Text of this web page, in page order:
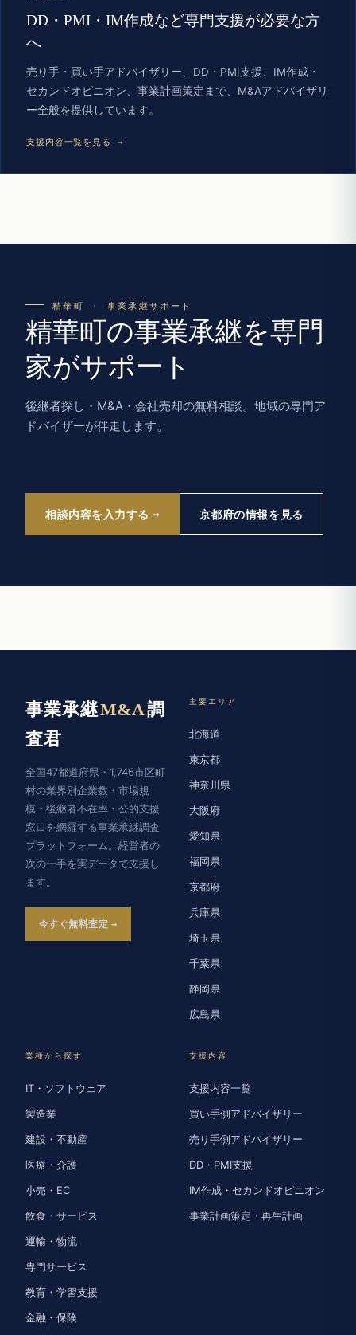
DD・PMI・IM作成など専門支援が必要な方
へ
売り手・買い手アドバイザリー、DD・PMI支援、IM作成・
セカンドオピニオン、事業計画策定まで、M&Aアドバイザリ
ー全般を提供しています。
支援内容一覧を見る →
精華町 · 事業承継サポート
精華町の事業承継を専門
家がサポート
後継者探し・M&A・会社売却の無料相談。地域の専門ア
ドバイザーが伴走します。
相談内容を入力する 京都府の情報を見る
事業承継M&A調
査君
全国47都道府県・1,746市区町
村の業界別企業数・市場規
模・後継者不在率・公的支援
窓口を網羅する事業承継調査
プラットフォーム。経営者の
次の一手を実データで支援し
ます。
今すぐ無料査定
主要エリア
北海道
東京都
神奈川県
大阪府
愛知県
福岡県
京都府
兵庫県
埼玉県
千葉県
静岡県
広島県
業種から探す
IT・ソフトウェア
製造業
建設・不動産
医療・介護
小売・EC
飲食・サービス
運輸・物流
専門サービス
教育・学習支援
金融・保険
支援内容
支援内容一覧
買い手側アドバイザリー
売り手側アドバイザリー
DD・PMI支援
IM作成・セカンドオピニオン
事業計画策定・再生計画